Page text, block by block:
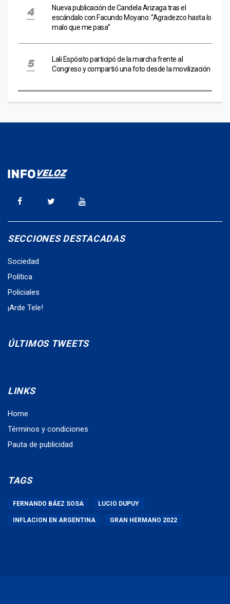
Nueva publicación de Candela Arizaga tras el
escándalo con Facundo Moyano: “Agradezco hasta lo
malo que me pasa”
Lali Espósito participó de la marcha frente al
Congreso y compartió una foto desde la movilización
SECCIONES DESTACADAS
Sociedad
Política
Policiales
¡Arde Tele!
ÚLTIMOS TWEETS
LINKS
Home
Términos y condiciones
Pauta de publicidad
TAGS
FERNANDO BÁEZ SOSA LUCIO DUPUY
INFLACION EN ARGENTINA GRAN HERMANO 2022